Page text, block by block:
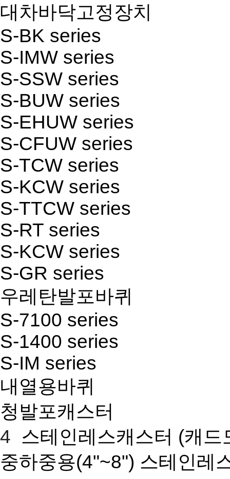
대차바닥고정장치
S-BK series
S-IMW series
S-SSW series
S-BUW series
S-EHUW series
S-CFUW series
S-TCW series
S-KCW series
S-TTCW series
S-RT series
S-KCW series
S-GR series
우레탄발포바퀴
S-7100 series
S-1400 series
S-IM series
내열용바퀴
청발포캐스터
4 스테인레스캐스터 (캐드
중하중용(4"~8") 스테인레